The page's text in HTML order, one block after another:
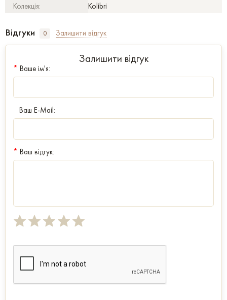
Колекція:
Kolibri
Відгуки 0 Залишити відгук
Залишити відгук
* Ваше ім'я:
Ваш E-Mail:
* Ваш відгук: